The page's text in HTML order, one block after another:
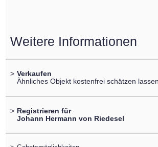
Weitere Informationen
> Verkaufen
Ähnliches Objekt kostenfrei schätzen
> Registrieren für
Johann Hermann von Riedesel